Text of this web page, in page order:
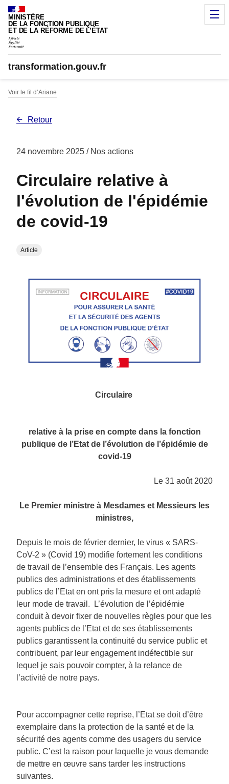
Panneau de gestion des cookies
MINISTÈRE
DE LA FONCTION PUBLIQUE
ET DE LA RÉFORME DE L’ÉTAT
transformation.gouv.fr
Voir le fil d’Ariane
Retour
24 novembre 2025 / Nos actions
Circulaire relative à
l'évolution de l'épidémie
de covid-19
Article
Circulaire
relative à la prise en compte dans la fonction
publique de l’Etat de l’évolution de l’épidémie de
covid-19
Le 31 août 2020
Le Premier ministre à Mesdames et Messieurs les
ministres,
Depuis le mois de février dernier, le virus « SARS-
CoV-2 » (Covid 19) modifie fortement les conditions
de travail de l’ensemble des Français. Les agents
publics des administrations et des établissements
publics de l’Etat en ont pris la mesure et ont adapté
leur mode de travail. L’évolution de l’épidémie
conduit à devoir fixer de nouvelles règles pour que les
agents publics de l’Etat et de ses établissements
publics garantissent la continuité du service public et
contribuent, par leur engagement indéfectible sur
lequel je sais pouvoir compter, à la relance de
l’activité de notre pays.
Pour accompagner cette reprise, l’Etat se doit d’être
exemplaire dans la protection de la santé et de la
sécurité des agents comme des usagers du service
public. C’est la raison pour laquelle je vous demande
de mettre en œuvre sans tarder les instructions
suivantes.